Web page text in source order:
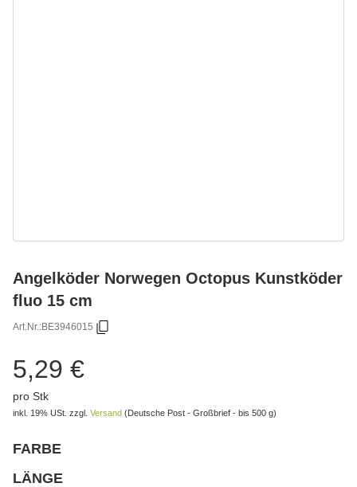
Angelköder Norwegen Octopus Kunstköder
fluo 15 cm
Art.Nr.:BE3946015
5,29 €
pro Stk
inkl. 19% USt. zzgl. Versand (Deutsche Post - Großbrief - bis 500 g)
FARBE
LÄNGE